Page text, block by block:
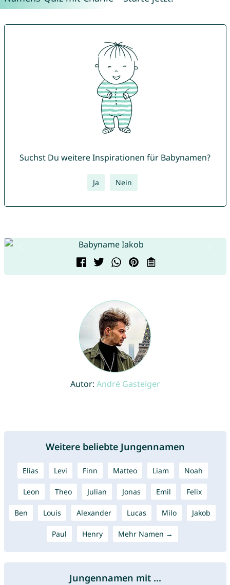
Suchst Du weitere Inspirationen für Babynamen?
Ja Nein
Autor: André Gasteiger
Weitere beliebte Jungennamen
Elias Levi Finn Matteo Liam Noah
Leon Theo Julian Jonas Emil Felix
Ben Louis Alexander Lucas Milo Jakob
Paul Henry Mehr Namen →
Jungennamen mit ...